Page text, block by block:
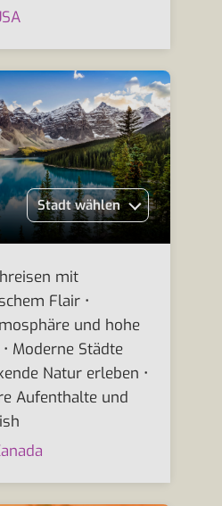
Stadt wählen
mit
Flair •
und hohe
Moderne Städte
Natur erleben •
Aufenthalte und